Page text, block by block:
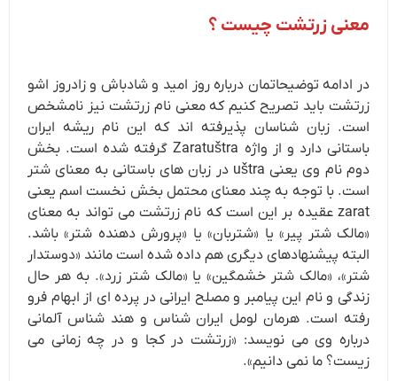
معنی زرتشت چیست ؟
در ادامه توضیحاتمان درباره روز امید و شادباش و زادروز اشو
زرتشت باید تصریح کنیم که معنی نام زرتشت نیز نامشخص
است. زبان شناسان پذیرفته اند که این نام ریشه ایران
باستانی دارد و از واژه Zaratuštra گرفته شده است. بخش
دوم نام وی یعنی uštra در زبان های باستانی به معنای شتر
است. با توجه به چند معنای محتمل بخش نخست اسم یعنی
zarat عقیده بر این است که نام زرتشت می تواند به معنای
«مالک شتر پیر» یا «شتربان» یا «پرورش دهنده شتر» باشد.
البته پیشنهادهای دیگری هم داده شده است مانند «دوستدار
شتر»، «مالک شتر خشمگین» یا «مالک شتر زرد». به هر حال
زندگی و نام این پیامبر و مصلح ایرانی در پرده ای از ابهام فرو
رفته است. هرمان لومل ایران شناس و هند شناس آلمانی
درباره وی می نویسد: «زرتشت در کجا و در چه زمانی می
زیست؟ ما نمی دانیم».